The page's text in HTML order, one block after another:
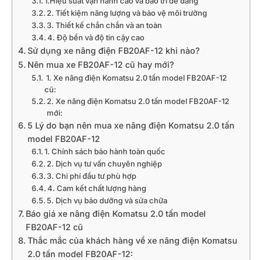
2. Tiết kiệm năng lượng và bảo vệ môi trường
3. Thiết kế chắn chắn và an toàn
4. Độ bền và độ tin cậy cao
Sử dụng xe nâng điện FB20AF-12 khi nào?
Nên mua xe FB20AF-12 cũ hay mới?
1. Xe nâng điện Komatsu 2.0 tấn model FB20AF-12
cũ:
2. Xe nâng điện Komatsu 2.0 tấn model FB20AF-12
mới:
5 Lý do bạn nên mua xe nâng điện Komatsu 2.0 tấn
model FB20AF-12
1. Chính sách bảo hành toàn quốc
2. Dịch vụ tư vấn chuyên nghiệp
3. Chi phí đầu tư phù hợp
4. Cam kết chất lượng hàng
5. Dịch vụ bảo dưỡng và sửa chữa
Báo giá xe nâng điện Komatsu 2.0 tấn model
FB20AF-12 cũ
Thắc mắc của khách hàng về xe nâng điện Komatsu
2.0 tấn model FB20AF-12: